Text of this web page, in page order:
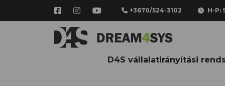
+3670/524-3102 H-P:
D4S vállalatirányítási